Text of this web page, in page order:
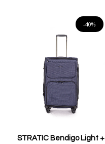
-40%
STRATIC Bendigo Light +